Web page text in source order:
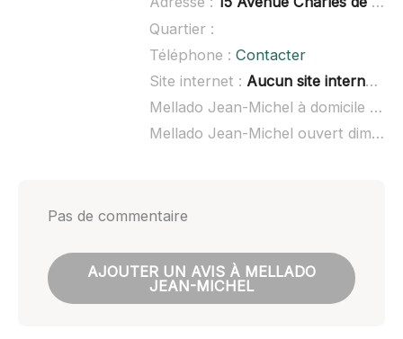
Quartier :
Téléphone : Contacter
Site internet : Aucun site internet connu
Mellado Jean-Michel à domicile :
Mellado Jean-Michel ouvert dimanche :
Pas de commentaire
AJOUTER UN AVIS À MELLADO
JEAN-MICHEL